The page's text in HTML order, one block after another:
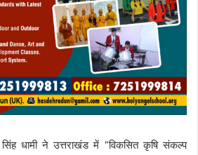
धामी ने उत्तराखंड में “विकसित कृषि संकल्प